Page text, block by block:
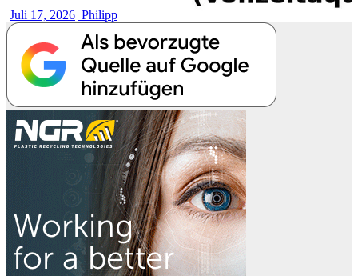
Juli 17, 2026 Philipp